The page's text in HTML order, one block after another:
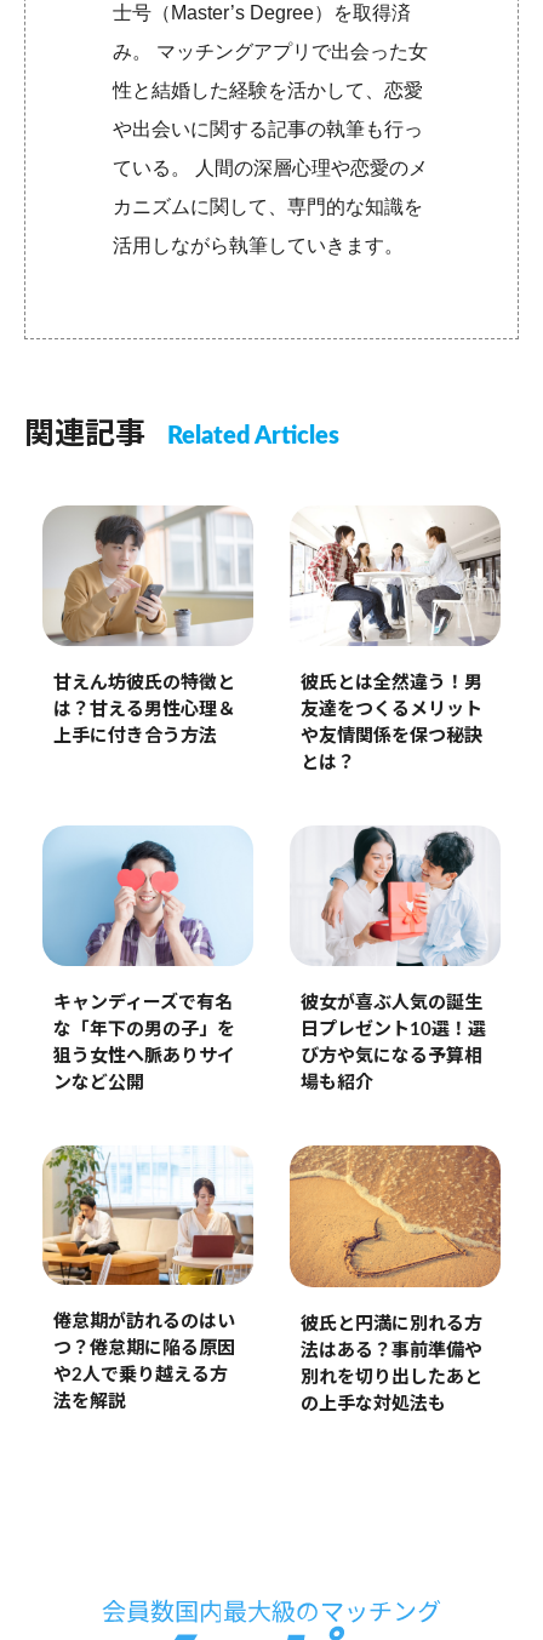
士号（Master’s Degree）を取得済
み。 マッチングアプリで出会った女
性と結婚した経験を活かして、恋愛
や出会いに関する記事の執筆も行っ
ている。 人間の深層心理や恋愛のメ
カニズムに関して、専門的な知識を
活用しながら執筆していきます。
関連記事 Related Articles
甘えん坊彼氏の特徴と
は？甘える男性心理＆
上手に付き合う方法
彼氏とは全然違う！男
友達をつくるメリット
や友情関係を保つ秘訣
とは？
キャンディーズで有名
な「年下の男の子」を
狙う女性へ脈ありサイ
ンなど公開
彼女が喜ぶ人気の誕生
日プレゼント10選！選
び方や気になる予算相
場も紹介
倦怠期が訪れるのはい
つ？倦怠期に陥る原因
や2人で乗り越える方
法を解説
彼氏と円満に別れる方
法はある？事前準備や
別れを切り出したあと
の上手な対処法も